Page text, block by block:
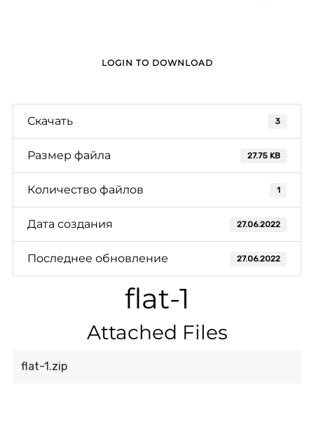
LOGIN TO DOWNLOAD
Скачать 3
Размер файла 27.75 KB
Количество файлов 1
Дата создания 27.06.2022
Последнее обновление 27.06.2022
flat-1
Attached Files
flat-1.zip